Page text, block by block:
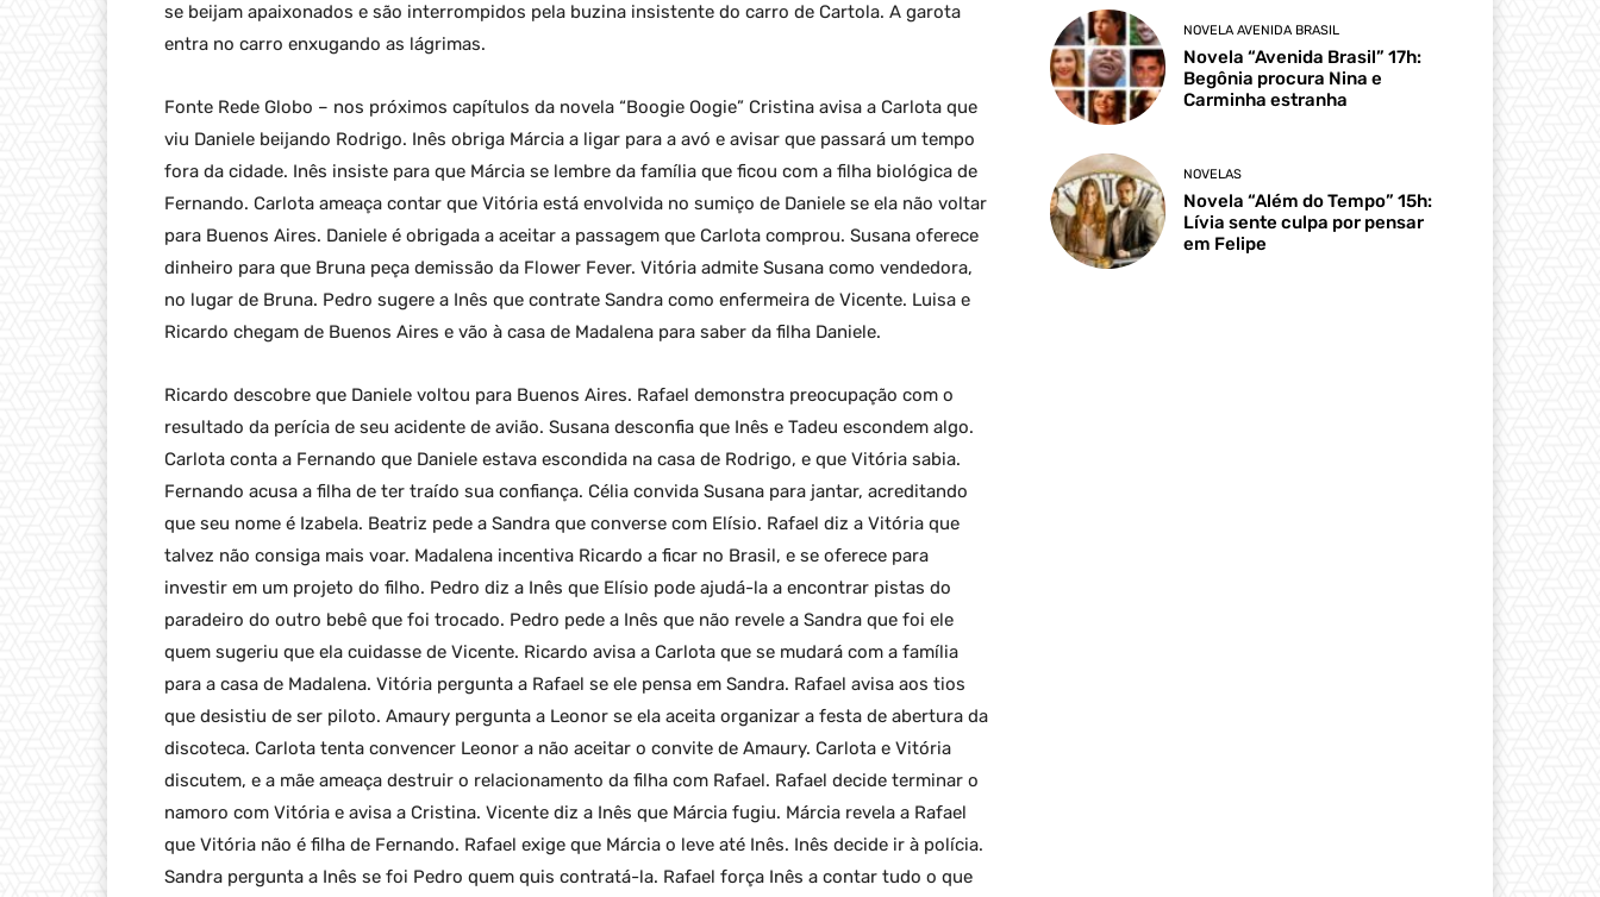
se beijam apaixonados e são interrompidos pela buzina insistente do carro de Cartola. A garota
entra no carro enxugando as lágrimas.
Fonte Rede Globo – nos próximos capítulos da novela “Boogie Oogie” Cristina avisa a Carlota que
viu Daniele beijando Rodrigo. Inês obriga Márcia a ligar para a avó e avisar que passará um tempo
fora da cidade. Inês insiste para que Márcia se lembre da família que ficou com a filha biológica de
Fernando. Carlota ameaça contar que Vitória está envolvida no sumiço de Daniele se ela não voltar
para Buenos Aires. Daniele é obrigada a aceitar a passagem que Carlota comprou. Susana oferece
dinheiro para que Bruna peça demissão da Flower Fever. Vitória admite Susana como vendedora,
no lugar de Bruna. Pedro sugere a Inês que contrate Sandra como enfermeira de Vicente. Luisa e
Ricardo chegam de Buenos Aires e vão à casa de Madalena para saber da filha Daniele.
Ricardo descobre que Daniele voltou para Buenos Aires. Rafael demonstra preocupação com o
resultado da perícia de seu acidente de avião. Susana desconfia que Inês e Tadeu escondem algo.
Carlota conta a Fernando que Daniele estava escondida na casa de Rodrigo, e que Vitória sabia.
Fernando acusa a filha de ter traído sua confiança. Célia convida Susana para jantar, acreditando
que seu nome é Izabela. Beatriz pede a Sandra que converse com Elísio. Rafael diz a Vitória que
talvez não consiga mais voar. Madalena incentiva Ricardo a ficar no Brasil, e se oferece para
investir em um projeto do filho. Pedro diz a Inês que Elísio pode ajudá-la a encontrar pistas do
paradeiro do outro bebê que foi trocado. Pedro pede a Inês que não revele a Sandra que foi ele
quem sugeriu que ela cuidasse de Vicente. Ricardo avisa a Carlota que se mudará com a família
para a casa de Madalena. Vitória pergunta a Rafael se ele pensa em Sandra. Rafael avisa aos tios
que desistiu de ser piloto. Amaury pergunta a Leonor se ela aceita organizar a festa de abertura da
discoteca. Carlota tenta convencer Leonor a não aceitar o convite de Amaury. Carlota e Vitória
discutem, e a mãe ameaça destruir o relacionamento da filha com Rafael. Rafael decide terminar o
namoro com Vitória e avisa a Cristina. Vicente diz a Inês que Márcia fugiu. Márcia revela a Rafael
que Vitória não é filha de Fernando. Rafael exige que Márcia o leve até Inês. Inês decide ir à polícia.
Sandra pergunta a Inês se foi Pedro quem quis contratá-la. Rafael força Inês a contar tudo o que
NOVELA AVENIDA BRASIL
Novela “Avenida Brasil” 17h:
Begônia procura Nina e
Carminha estranha
NOVELAS
Novela “Além do Tempo” 15h:
Lívia sente culpa por pensar
em Felipe